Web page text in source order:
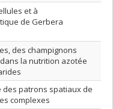
et à
de Gerbera
des champignons
la nutrition azotée
patrons spatiaux de
complexes